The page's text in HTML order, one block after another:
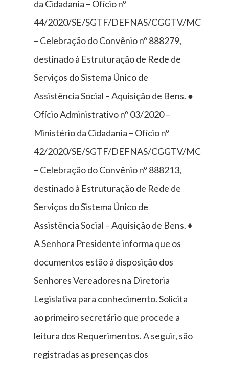
da Cidadania – Ofício nº
44/2020/SE/SGTF/DEFNAS/CGGTV/MC
– Celebração do Convênio nº 888279,
destinado à Estruturação de Rede de
Serviços do Sistema Único de
Assistência Social – Aquisição de Bens. ●
Ofício Administrativo nº 03/2020 –
Ministério da Cidadania – Ofício nº
42/2020/SE/SGTF/DEFNAS/CGGTV/MC
– Celebração do Convênio nº 888213,
destinado à Estruturação de Rede de
Serviços do Sistema Único de
Assistência Social – Aquisição de Bens. ♦
A Senhora Presidente informa que os
documentos estão à disposição dos
Senhores Vereadores na Diretoria
Legislativa para conhecimento. Solicita
ao primeiro secretário que procede a
leitura dos Requerimentos. A seguir, são
registradas as presenças dos